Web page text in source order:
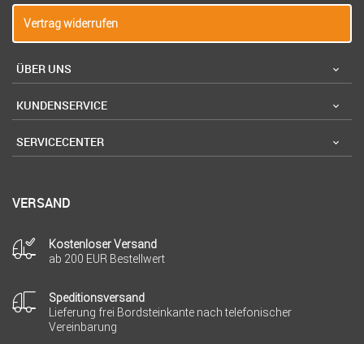
Vertrag widerrufen
ÜBER UNS
KUNDENSERVICE
SERVICECENTER
VERSAND
Kostenloser Versand
ab 200 EUR Bestellwert
Speditionsversand
Lieferung frei Bordsteinkante nach telefonischer
Vereinbarung